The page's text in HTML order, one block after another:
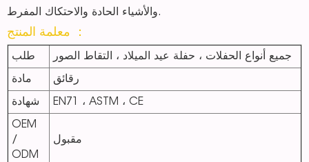
والأشياء الحادة والاحتكاك المفرط.
معلمة المنتج ：
طلب جميع أنواع الحفلات ، حفلة عيد الميلاد ، التقاط الصور
مادة رقائق
شهادة EN71 ، ASTM ، CE
OEM
/
ODM
مقبول